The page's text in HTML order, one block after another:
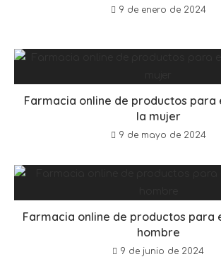
9 de enero de 2024
Farmacia online de productos para
la mujer
9 de mayo de 2024
Farmacia online de productos para
hombre
9 de junio de 2024